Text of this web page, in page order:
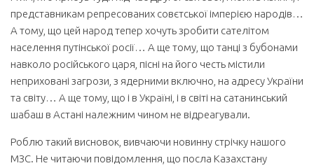
представникам репресованих совєтської імперією народів…
А тому, що цей народ тепер хочуть зробити сателітом
населення путінської росії… А ще тому, що танці з бубонами
навколо російського царя, пісні на його честь містили
неприховані загрози, з ядерними включно, на адресу України
та світу… А ще тому, що і в Україні, і в світі на сатанинський
шабаш в Астані належним чином не відреагували.
Роблю такий висновок, вивчаючи новинну стрічку нашого
МЗС. Не читаючи повідомлення, що посла Казахстану